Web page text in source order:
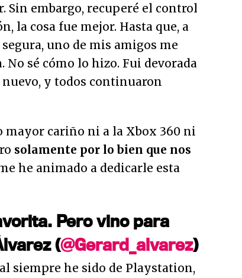
Sin embargo, recuperé el control
la cosa fue mejor. Hasta que, a
uno de mis amigos me
. No sé cómo lo hizo. Fui devorada
y todos continuaron
mayor cariño ni a la Xbox 360 ni
solamente por lo bien que nos
he animado a dedicarle esta
Pero vino para
(@Gerard_alvarez)
siempre he sido de Playstation,